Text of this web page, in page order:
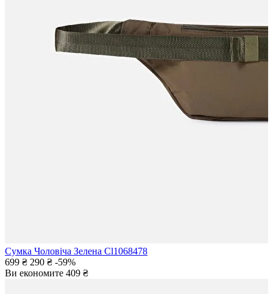
Сумка Чоловіча Зелена Cl1068478
699 ₴ 290 ₴ -59%
Ви економите 409 ₴